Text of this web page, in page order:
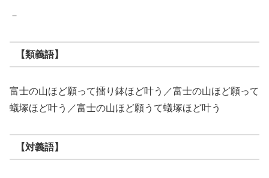
－
【類義語】
富士の山ほど願って擂り鉢ほど叶う／富士の山ほど願って
蟻塚ほど叶う／富士の山ほど願うて蟻塚ほど叶う
【対義語】